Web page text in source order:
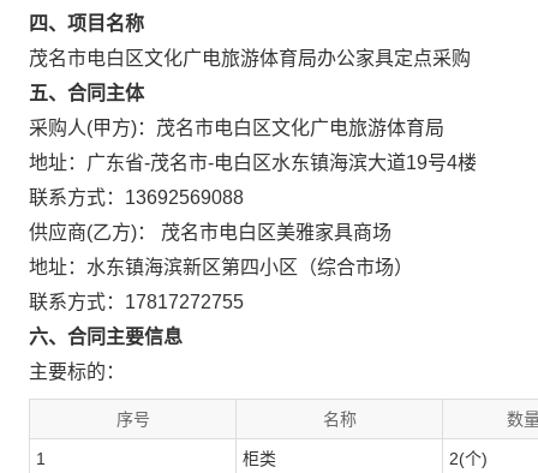
四、项目名称
茂名市电白区文化广电旅游体育局办公家具定点采购
五、合同主体
采购人(甲方)：茂名市电白区文化广电旅游体育局
地址：广东省-茂名市-电白区水东镇海滨大道19号4楼
联系方式：13692569088
供应商(乙方)： 茂名市电白区美雅家具商场
地址：水东镇海滨新区第四小区（综合市场）
联系方式：17817272755
六、合同主要信息
主要标的：
序号 名称 数
1 柜类 2(个)